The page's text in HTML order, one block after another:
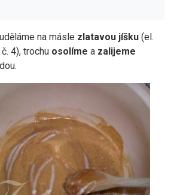
na másle zlatavou jíšku (el.
4), trochu osolíme a zalijeme